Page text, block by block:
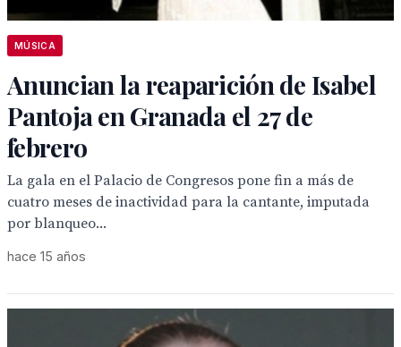
MÚSICA
Anuncian la reaparición de Isabel
Pantoja en Granada el 27 de
febrero
La gala en el Palacio de Congresos pone fin a más de
cuatro meses de inactividad para la cantante, imputada
por blanqueo...
hace 15 años